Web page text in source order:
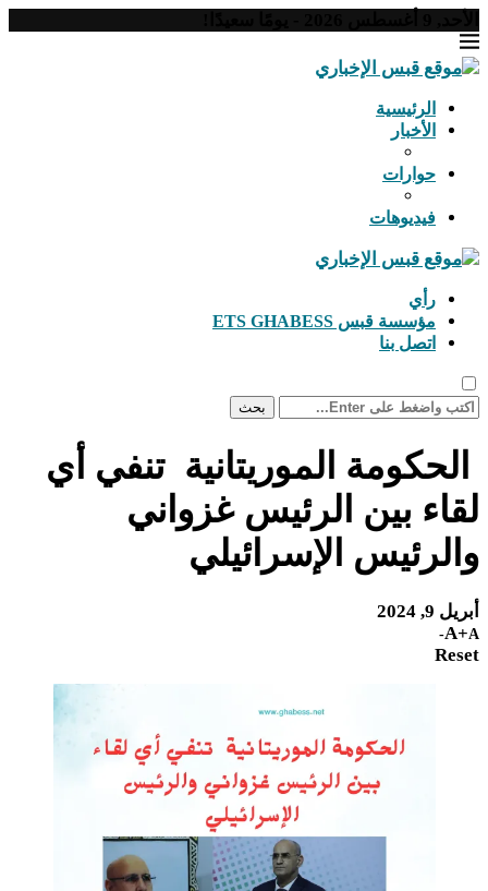
الرئيسية
الأخبار
حوارات
فيديوهات
رأي
مؤسسة قبس ETS GHABESS
اتصل بنا
بحث
الحكومة الموريتانية تنفي أي
لقاء بين الرئيس غزواني
والرئيس الإسرائيلي
أبريل 9, 2024
A+A-
Reset